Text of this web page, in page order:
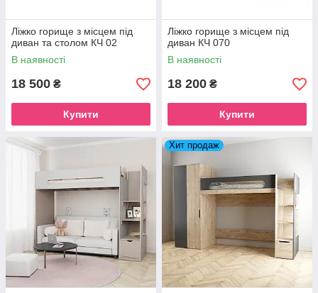
Нижче повна версія палітри.
після списку товарів
Ліжко горище з місцем під
диван та столом КЧ 02
В наявності
18 500 ₴
Купити
Ліжко горище з місцем під
диван КЧ 070
В наявності
18 200 ₴
Купити
Хит продаж